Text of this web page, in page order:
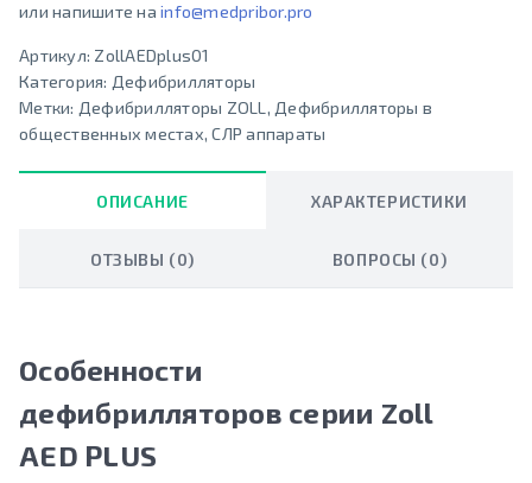
или напишите на info@medpribor.pro
Артикул: ZollAEDplus01
Категория: Дефибрилляторы
Метки: Дефибрилляторы ZOLL , Дефибрилляторы в
общественных местах,СЛР аппараты
ОПИСАНИЕ ХАРАКТЕРИСТИКИ
ОТЗЫВЫ (0) ВОПРОСЫ (0)
Особенности
дефибрилляторов серии Zoll
AED PLUS